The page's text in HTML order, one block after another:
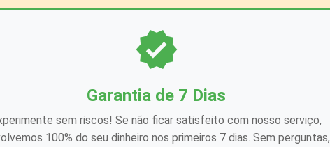
verified
Garantia de 7 Dias
sem riscos! Se não ficar satisfeito com nosso serviço,
100% do seu dinheiro nos primeiros 7 dias. Sem perguntas,